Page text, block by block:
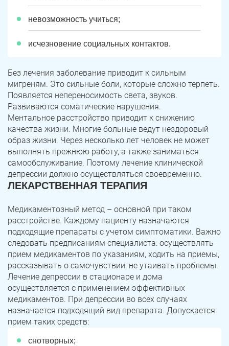
невозможность учиться;
исчезновение социальных контактов.
Без лечения заболевание приводит к сильным
мигреням. Это сильные боли, которые сложно терпеть.
Появляется непереносимость света, звуков.
Развиваются соматические нарушения.
Ментальное расстройство приводит к снижению
качества жизни. Многие больные ведут нездоровый
образ жизни. Через несколько лет человек не может
выполнять прежнюю работу, а также заниматься
самообслуживание. Поэтому лечение клинической
депрессии должно осуществляться своевременно.
ЛЕКАРСТВЕННАЯ ТЕРАПИЯ
Медикаментозный метод – основной при таком
расстройстве. Каждому пациенту назначаются
подходящие препараты с учетом симптоматики. Важно
следовать предписаниям специалиста: осуществлять
прием медикаментов по указаниям, ходить на приемы,
рассказывать о самочувствии, не утаивать проблемы.
Лечение депрессии в стационаре и дома
осуществляется с применением эффективных
медикаментов. При депрессии во всех случаях
назначается подходящий вид препарата. Допускается
прием таких средств:
снотворных;